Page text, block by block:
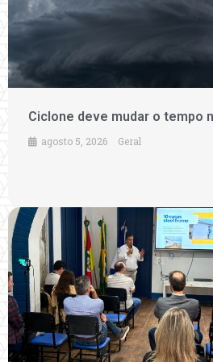
Ciclone deve mudar o tempo
agosto 5, 2026 Geral